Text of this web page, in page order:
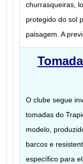
churrasqueiras,
protegido do sol
paisagem. A
O clube segue
tomadas do
modelo,
barcos e
específico para